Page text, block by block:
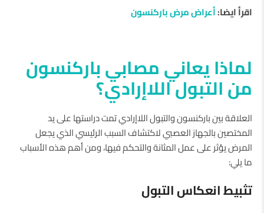
اقرأ ايضا:أعراض مرض باركنسون
لماذا يعاني مصابي باركنسون
من التبول اللاإرادي؟
العلاقة بين باركنسون والتبول اللاإرادي تمت دراستها على يد
المختصين بالجهاز العصبي لاكتشاف السبب الرئيسي الذي يجعل
المرض يؤثر على عمل المثانة والتحكم فيها، ومن أهم هذه الأسباب
ما يلي:
تثبيط انعكاس التبول